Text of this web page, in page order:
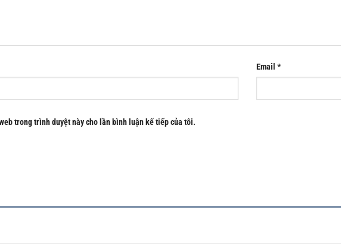
Email *
trong trình duyệt này cho lần bình luận kế tiếp của tôi.